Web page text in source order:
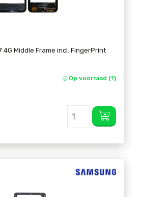
4G Middle Frame incl. FingerPrint
Op voorraad (1)